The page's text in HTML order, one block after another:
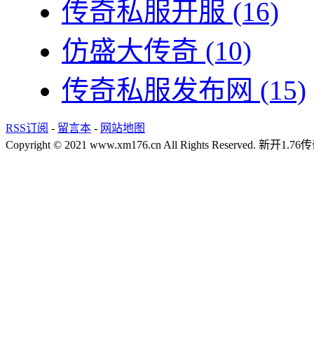
传奇私服开服 (16)
仿盛大传奇 (10)
传奇私服发布网 (15)
RSS订阅 - 留言本 - 网站地图
Copyright © 2021 www.xm176.cn All Rights Reserved. 新开1.76